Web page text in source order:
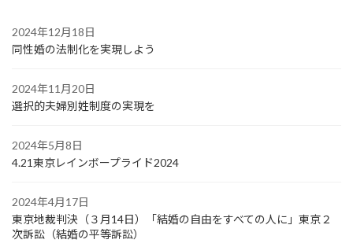
2024年12月18日
同性婚の法制化を実現しよう
2024年11月20日
選択的夫婦別姓制度の実現を
2024年5月8日
4.21東京レインボープライド2024
2024年4月17日
東京地裁判決（３月14日）「結婚の自由をすべての人に」東京２
次訴訟（結婚の平等訴訟）